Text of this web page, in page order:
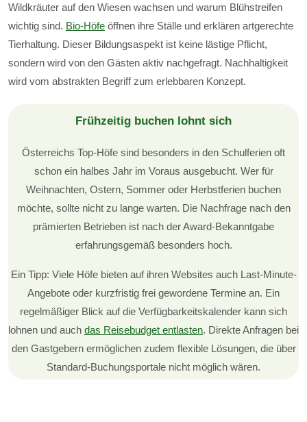
Wildkräuter auf den Wiesen wachsen und warum Blühstreifen
wichtig sind. Bio-Höfe öffnen ihre Ställe und erklären artgerechte
Tierhaltung. Dieser Bildungsaspekt ist keine lästige Pflicht,
sondern wird von den Gästen aktiv nachgefragt. Nachhaltigkeit
wird vom abstrakten Begriff zum erlebbaren Konzept.
Frühzeitig buchen lohnt sich
Österreichs Top-Höfe sind besonders in den Schulferien oft
schon ein halbes Jahr im Voraus ausgebucht. Wer für
Weihnachten, Ostern, Sommer oder Herbstferien buchen
möchte, sollte nicht zu lange warten. Die Nachfrage nach den
prämierten Betrieben ist nach der Award-Bekanntgabe
erfahrungsgemäß besonders hoch.
Ein Tipp: Viele Höfe bieten auf ihren Websites auch Last-Minute-
Angebote oder kurzfristig frei gewordene Termine an. Ein
regelmäßiger Blick auf die Verfügbarkeitskalender kann sich
lohnen und auch das Reisebudget entlasten. Direkte Anfragen bei
den Gastgebern ermöglichen zudem flexible Lösungen, die über
Standard-Buchungsportale nicht möglich wären.